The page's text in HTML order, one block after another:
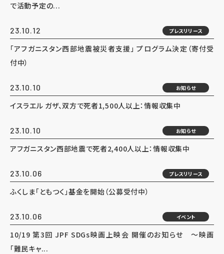
で活動予定の...
23.10.12 プレスリリース
「アフガニスタン西部地震被災者支援」 プログラム決定（寄付受
付中）
23.10.10 お知らせ
イスラエル ガザ、双方で死者1,500人以上：情報収集中
23.10.10 お知らせ
アフガニスタン西部地震で死者2,400人以上：情報収集中
23.10.06 プレスリリース
ふくしま「ともつく」基金を開始（公募受付中）
23.10.06 イベント
10/19 第3回 JPF SDGs映画上映会 開催のお知らせ ～映画
「難民キャ...